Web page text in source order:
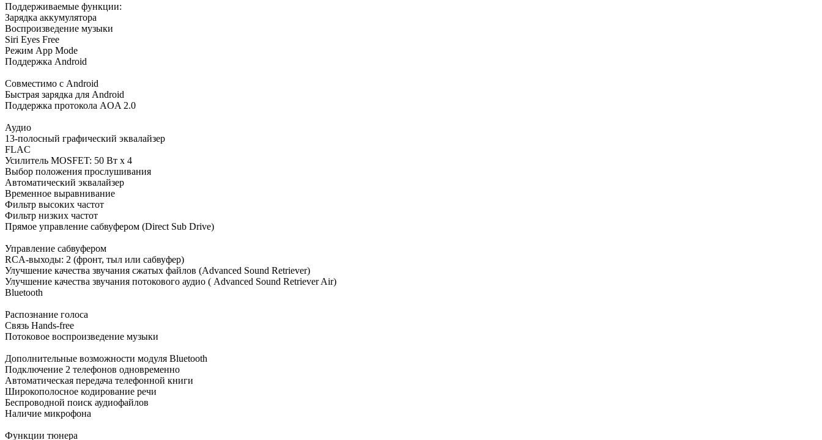
Поддерживаемые функции:
Зарядка аккумулятора
Воспроизведение музыки
Siri Eyes Free
Режим App Mode
Поддержка Android
Совместимо с Android
Быстрая зарядка для Android
Поддержка протокола AOA 2.0
Аудио
13-полосный графический эквалайзер
FLAC
Усилитель MOSFET: 50 Вт x 4
Выбор положения прослушивания
Автоматический эквалайзер
Временное выравнивание
Фильтр высоких частот
Фильтр низких частот
Прямое управление сабвуфером (Direct Sub Drive)
Управление сабвуфером
RCA-выходы: 2 (фронт, тыл или сабвуфер)
Улучшение качества звучания сжатых файлов (Advanced Sound Retriever)
Улучшение качества звучания потокового аудио ( Advanced Sound Retriever Air)
Bluetooth
Распознание голоса
Связь Hands-free
Потоковое воспроизведение музыки
Дополнительные возможности модуля Bluetooth
Подключение 2 телефонов одновременно
Автоматическая передача телефонной книги
Широкополосное кодирование речи
Беспроводной поиск аудиофайлов
Наличие микрофона
Функции тюнера